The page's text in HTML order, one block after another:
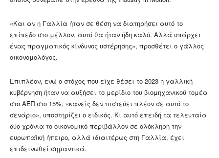
«Και αν η Γαλλία ήταν σε θέση να διατηρήσει αυτό το
επίπεδο στο μέλλον, αυτό θα ήταν ήδη καλό. Αλλά υπάρχει
ένας πραγματικός κίνδυνος υστέρησης», προσθέτει ο γάλλος
οικονομολόγος.
Επιπλέον, ενώ ο στόχος που είχε θέσει το 2023 η γαλλική
κυβέρνηση ήταν να αυξήσει το μερίδιο του βιομηχανικού τομέα
στο ΑΕΠ στο 15%, «κανείς δεν πιστεύει πλέον σε αυτό το
σενάριο», υποστηρίζει ο ειδικός. Κι αυτό επειδή τα τελευταία
δύο χρόνια το οικονομικό περιβάλλον σε ολόκληρη την
ευρωπαϊκή ήπειρο, αλλά ιδιαιτέρως στη Γαλλία, έχει
επιδεινωθεί σημαντικά.